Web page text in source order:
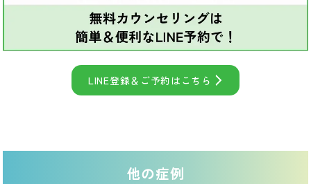
LINE登録＆ご予約はこちら
他の症例